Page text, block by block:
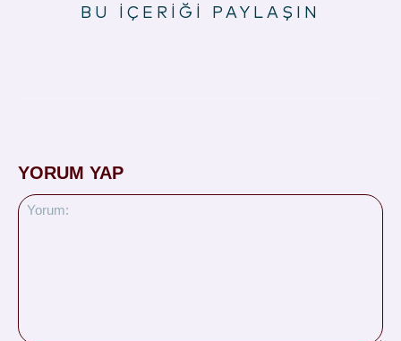
BU İÇERİĞİ PAYLAŞIN
YORUM YAP